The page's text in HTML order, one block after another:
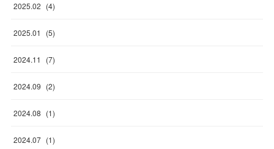
2025.02 (4)
2025.01 (5)
2024.11 (7)
2024.09 (2)
2024.08 (1)
2024.07 (1)